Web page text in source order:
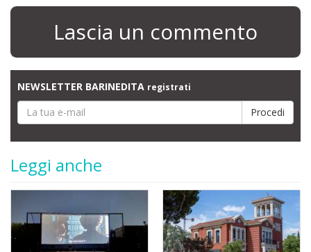
Lascia un commento
NEWSLETTER BARINEDITA registrati
Leggi anche